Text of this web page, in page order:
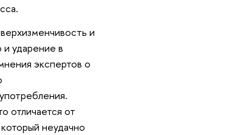
и
ударение в
экспертов о
отличается от
неудачно